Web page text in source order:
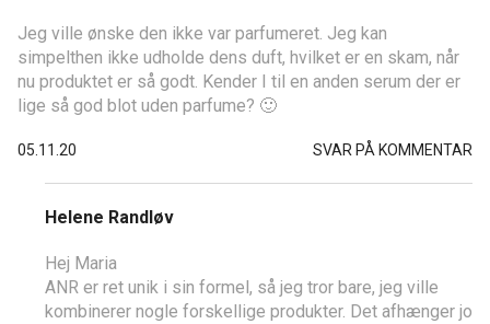
Jeg ville ønske den ikke var parfumeret. Jeg kan
simpelthen ikke udholde dens duft, hvilket er en skam, når
nu produktet er så godt. Kender I til en anden serum der er
lige så god blot uden parfume? 🙂
05.11.20 SVAR PÅ KOMMENTAR
Helene Randløv
Hej Maria
ANR er ret unik i sin formel, så jeg tror bare, jeg ville
kombinerer nogle forskellige produkter. Det afhænger jo